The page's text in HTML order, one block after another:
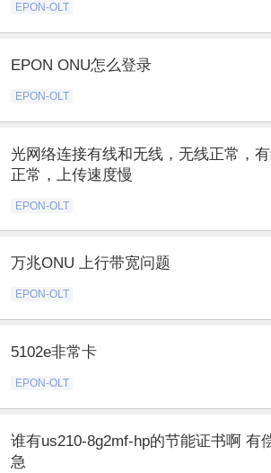
EPON-OLT
EPON ONU怎么登录
EPON-OLT
光网络连接有线和无线，无线正常，
正常，上传速度慢
EPON-OLT
万兆ONU 上行带宽问题
EPON-OLT
5102e非常卡
EPON-OLT
谁有us210-8g2mf-hp的节能证书啊 有
急